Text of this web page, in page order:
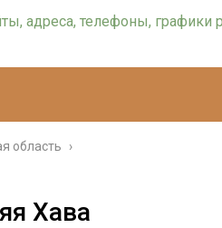
область ›
Хава